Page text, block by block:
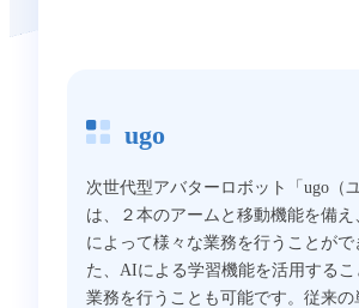
ugo
次世代型アバターロボット「ugo（
は、２本のアームと移動機能を備え
によって様々な業務を行うことがで
た、AIによる学習機能を活用する
業務を行うことも可能です。従来の